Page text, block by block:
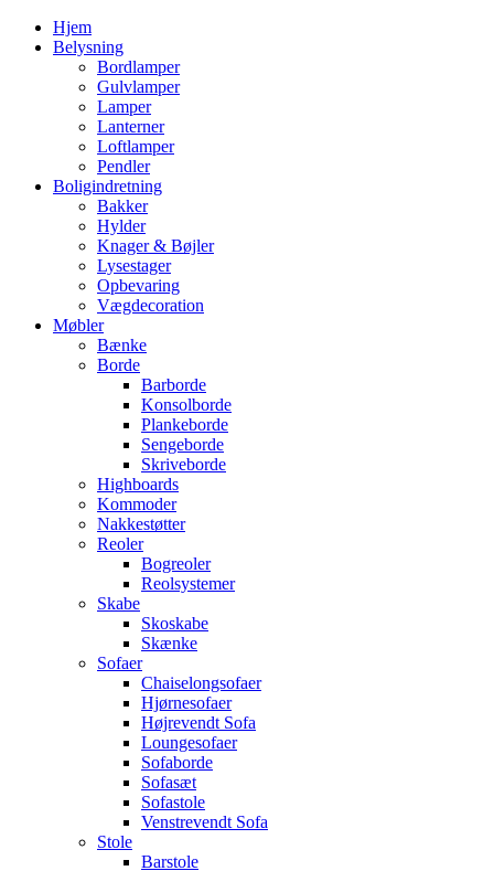
Hjem
Belysning
Bordlamper
Gulvlamper
Lamper
Lanterner
Loftlamper
Pendler
Boligindretning
Bakker
Hylder
Knager & Bøjler
Lysestager
Opbevaring
Vægdecoration
Møbler
Bænke
Borde
Barborde
Konsolborde
Plankeborde
Sengeborde
Skriveborde
Highboards
Kommoder
Nakkestøtter
Reoler
Bogreoler
Reolsystemer
Skabe
Skoskabe
Skænke
Sofaer
Chaiselongsofaer
Hjørnesofaer
Højrevendt Sofa
Loungesofaer
Sofaborde
Sofasæt
Sofastole
Venstrevendt Sofa
Stole
Barstole